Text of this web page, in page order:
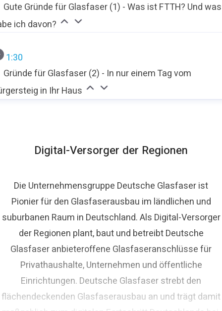
Gute Gründe für Glasfaser (1) - Was ist FTTH? Und was
ich davon?
1:30
Gründe für Glasfaser (2) - In nur einem Tag vom
in Ihr Haus
Digital-Versorger der Regionen
Die Unternehmensgruppe Deutsche Glasfaser ist
Pionier für den Glasfaserausbau im ländlichen und
suburbanen Raum in Deutschland. Als Digital-Versorger
der Regionen plant, baut und betreibt Deutsche
Glasfaser anbieteroffene Glasfaseranschlüsse für
Privathaushalte, Unternehmen und öffentliche
Einrichtungen. Deutsche Glasfaser strebt den
flächendeckenden Glasfaserausbau an und trägt damit